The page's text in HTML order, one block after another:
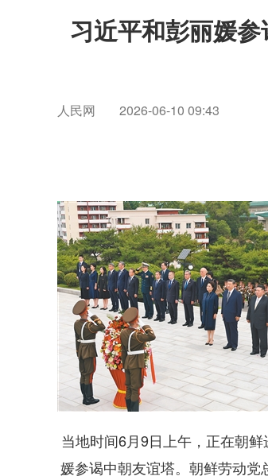
习近平和彭丽媛
人民网 2026-06-10 09:43
当地时间6月9日上午，正在朝
媛参谒中朝友谊塔。朝鲜劳动党